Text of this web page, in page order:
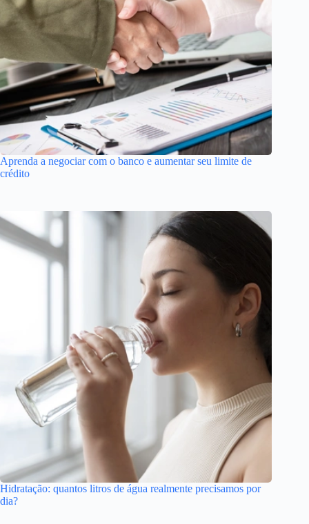
Aprenda a negociar com o banco e aumentar seu limite de
crédito
Hidratação: quantos litros de água realmente precisamos por
dia?